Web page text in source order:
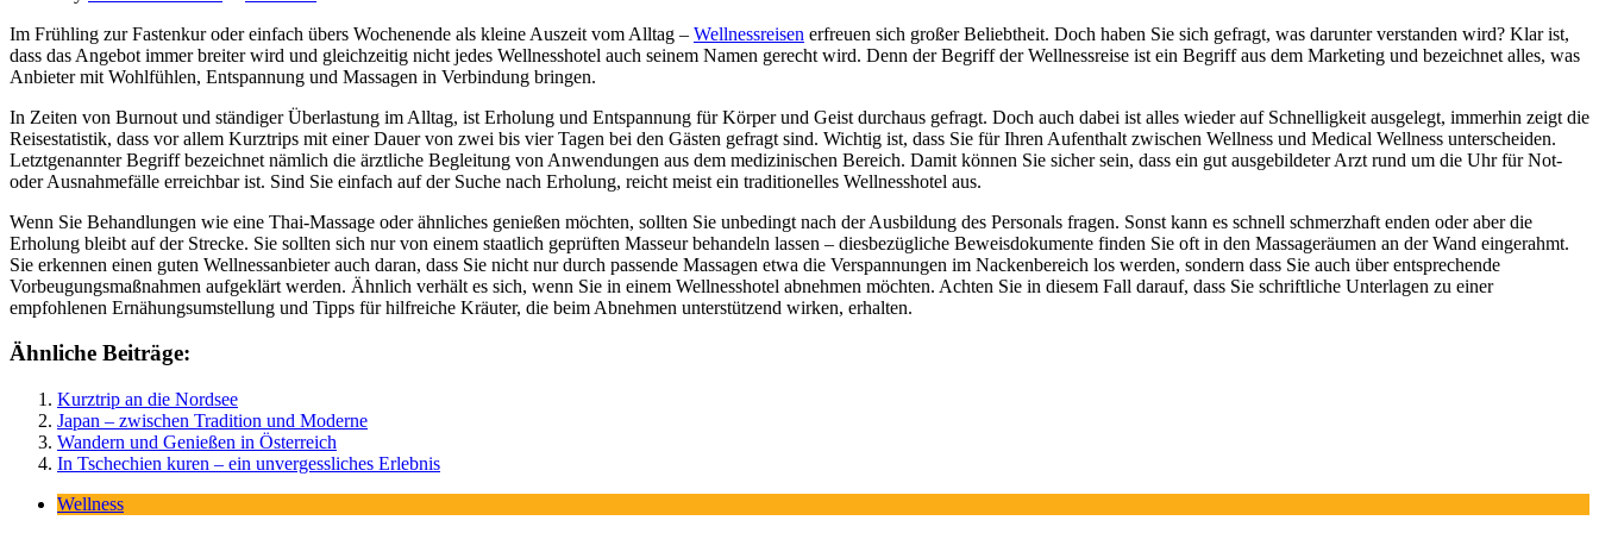
Im Frühling zur Fastenkur oder einfach übers Wochenende als kleine Auszeit vom Alltag – Wellnessreisen erfreuen sich großer Beliebtheit. Doch haben Sie sich gefragt, was darunter verstanden wird? Klar ist,
dass das Angebot immer breiter wird und gleichzeitig nicht jedes Wellnesshotel auch seinem Namen gerecht wird. Denn der Begriff der Wellnessreise ist ein Begriff aus dem Marketing und bezeichnet alles, was
Anbieter mit Wohlfühlen, Entspannung und Massagen in Verbindung bringen.
In Zeiten von Burnout und ständiger Überlastung im Alltag, ist Erholung und Entspannung für Körper und Geist durchaus gefragt. Doch auch dabei ist alles wieder auf Schnelligkeit ausgelegt, immerhin zeigt die
Reisestatistik, dass vor allem Kurztrips mit einer Dauer von zwei bis vier Tagen bei den Gästen gefragt sind. Wichtig ist, dass Sie für Ihren Aufenthalt zwischen Wellness und Medical Wellness unterscheiden.
Letztgenannter Begriff bezeichnet nämlich die ärztliche Begleitung von Anwendungen aus dem medizinischen Bereich. Damit können Sie sicher sein, dass ein gut ausgebildeter Arzt rund um die Uhr für Not-
oder Ausnahmefälle erreichbar ist. Sind Sie einfach auf der Suche nach Erholung, reicht meist ein traditionelles Wellnesshotel aus.
Wenn Sie Behandlungen wie eine Thai-Massage oder ähnliches genießen möchten, sollten Sie unbedingt nach der Ausbildung des Personals fragen. Sonst kann es schnell schmerzhaft enden oder aber die
Erholung bleibt auf der Strecke. Sie sollten sich nur von einem staatlich geprüften Masseur behandeln lassen – diesbezügliche Beweisdokumente finden Sie oft in den Massageräumen an der Wand eingerahmt.
Sie erkennen einen guten Wellnessanbieter auch daran, dass Sie nicht nur durch passende Massagen etwa die Verspannungen im Nackenbereich los werden, sondern dass Sie auch über entsprechende
Vorbeugungsmaßnahmen aufgeklärt werden. Ähnlich verhält es sich, wenn Sie in einem Wellnesshotel abnehmen möchten. Achten Sie in diesem Fall darauf, dass Sie schriftliche Unterlagen zu einer
empfohlenen Ernähungsumstellung und Tipps für hilfreiche Kräuter, die beim Abnehmen unterstützend wirken, erhalten.
Ähnliche Beiträge:
Kurztrip an die Nordsee
Japan – zwischen Tradition und Moderne
Wandern und Genießen in Österreich
In Tschechien kuren – ein unvergessliches Erlebnis
Wellness